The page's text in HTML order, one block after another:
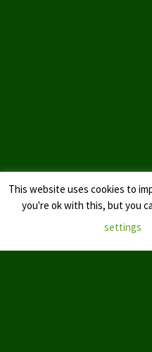
This website uses cookies to
you're ok with this, but you
settings